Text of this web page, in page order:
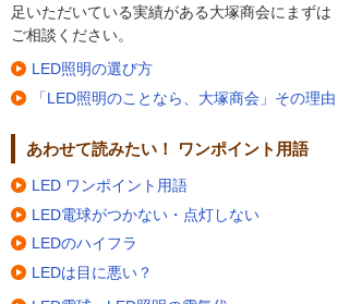
足いただいている実績がある大塚商会にまずは
ご相談ください。
LED照明の選び方
「LED照明のことなら、大塚商会」その理由
あわせて読みたい！ ワンポイント用語
LED ワンポイント用語
LED電球がつかない・点灯しない
LEDのハイフラ
LEDは目に悪い？